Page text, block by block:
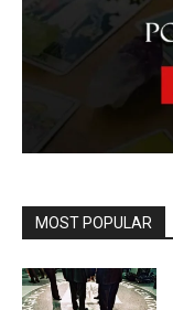
MOST POPULAR